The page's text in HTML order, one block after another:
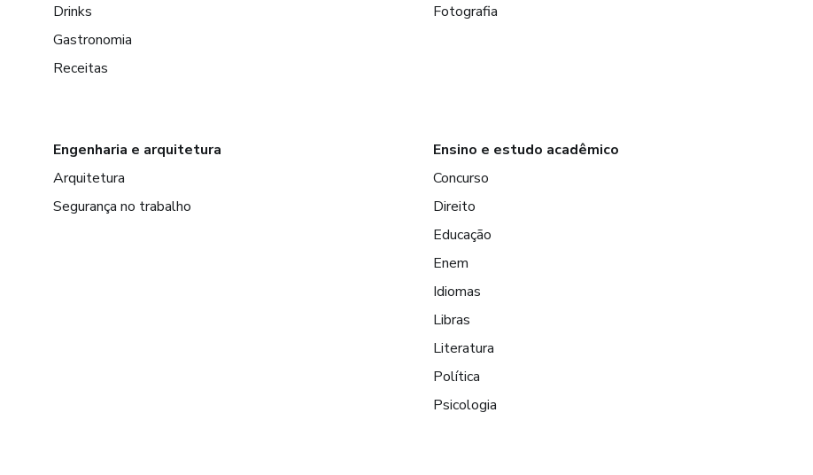
Drinks
Gastronomia
Receitas
Fotografia
Engenharia e arquitetura
Arquitetura
Segurança no trabalho
Ensino e estudo acadêmico
Concurso
Direito
Educação
Enem
Idiomas
Libras
Literatura
Política
Psicologia